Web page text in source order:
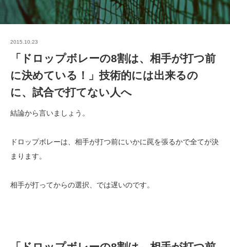
2015.10.23
「ドロップボレーの8割は、相手が打つ前
に決めている！」技術的には出来るの
に、試合で打てない人へ
結論から言いましょう。
ドロップボレーは、相手が打つ前にいかに罠を張るかで全てが決
まります。
相手が打ってからの選択、では遅いのです。